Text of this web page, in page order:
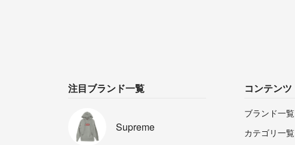
注目ブランド一覧
Supreme
コンテンツ
ブランド一覧
カテゴリ一覧